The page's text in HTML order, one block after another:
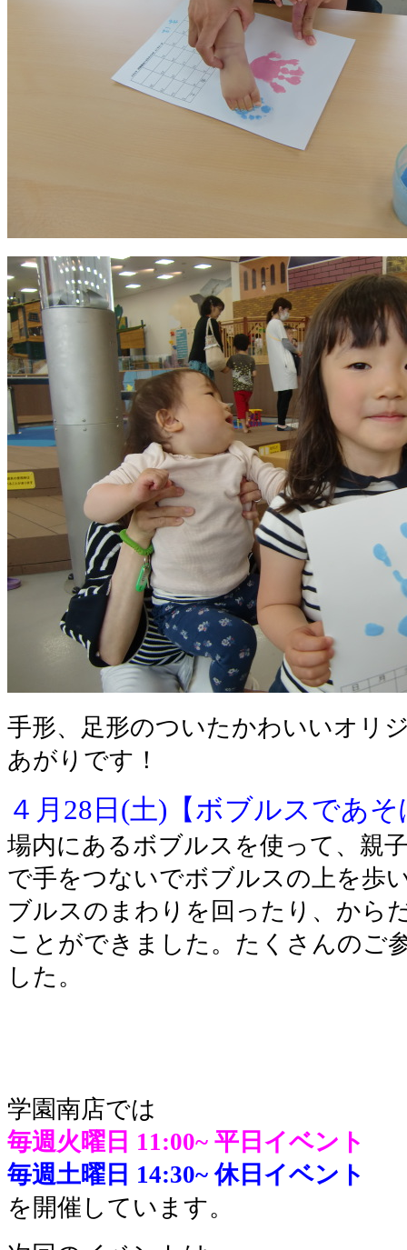
手形、足形のついたかわいいオリ
あがりです！
４月28日(土)【ボブルスであ
場内にあるボブルスを使って、親
で手をつないでボブルスの上を歩
ブルスのまわりを回ったり、から
ことができました。たくさんのご
した。
学園南店では
毎週火曜日 11:00~ 平日イベント
毎週土曜日 14:30~休日イベント
を開催しています。